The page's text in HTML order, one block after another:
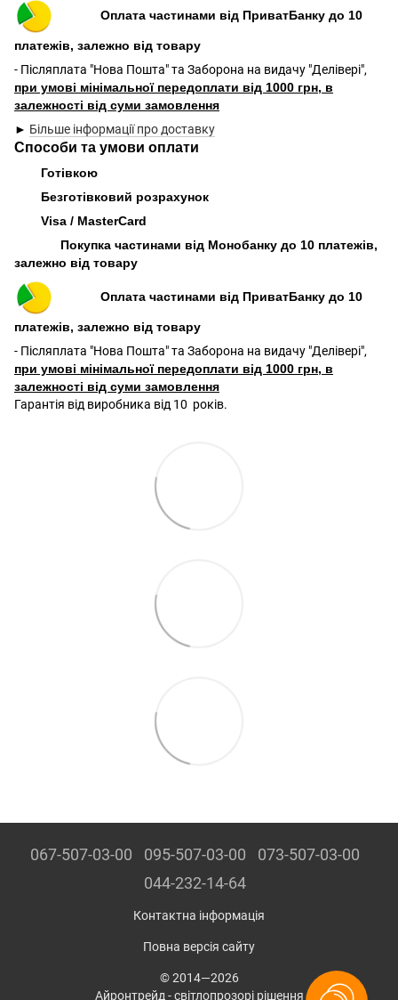
Оплата частинами від ПриватБанку до 10
платежів, залежно від товару
- Післяплата "Нова Пошта" та Заборона на видачу "Делівері",
при умові мінімальної передоплати від 1000 грн, в
залежності від суми замовлення
► Більше інформації про доставку
Способи та умови оплати
Готівкою
Безготівковий розрахунок
Visa / MasterCard
Покупка частинами від Монобанку до 10 платежів,
залежно від товару
Оплата частинами від ПриватБанку до 10
платежів, залежно від товару
- Післяплата "Нова Пошта" та Заборона на видачу "Делівері",
при умові мінімальної передоплати від 1000 грн, в
залежності від суми замовлення
Гарантія від виробника від 10 років.
067-507-03-00 095-507-03-00
073-507-03-00
044-232-14-64
Контактна інформація
Повна версія сайту
© 2014—2026
Айронтрейд - світлопрозорі рішення